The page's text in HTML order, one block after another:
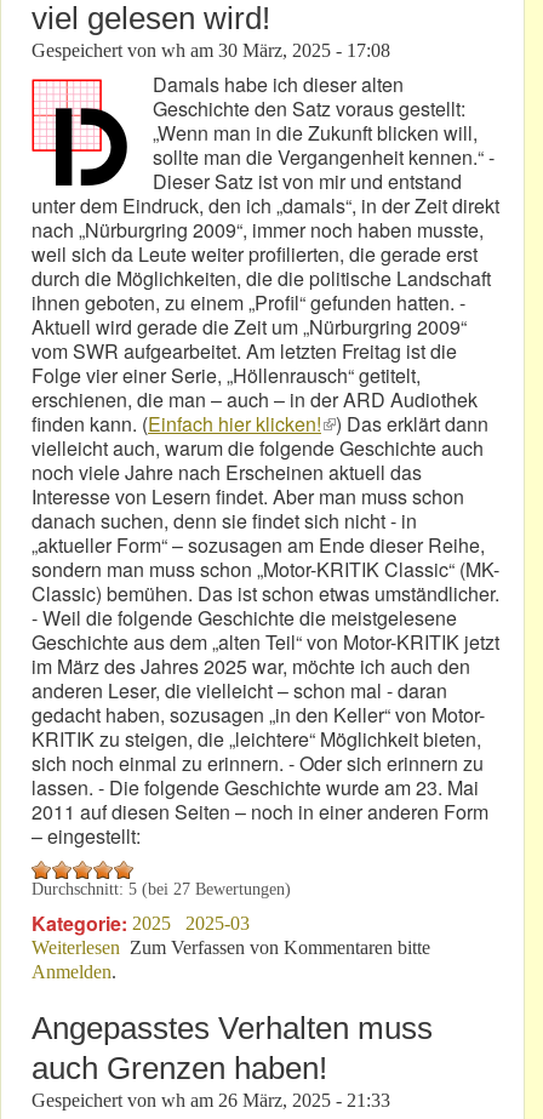
viel gelesen wird!
Gespeichert von wh am 30 März, 2025 - 17:08
Damals habe ich dieser alten
Geschichte den Satz voraus gestellt:
„Wenn man in die Zukunft blicken will,
sollte man die Vergangenheit kennen.“ -
Dieser Satz ist von mir und entstand
unter dem Eindruck, den ich „damals“, in der Zeit direkt
nach „Nürburgring 2009“, immer noch haben musste,
weil sich da Leute weiter profilierten, die gerade erst
durch die Möglichkeiten, die die politische Landschaft
ihnen geboten, zu einem „Profil“ gefunden hatten. -
Aktuell wird gerade die Zeit um „Nürburgring 2009“
vom SWR aufgearbeitet. Am letzten Freitag ist die
Folge vier einer Serie, „Höllenrausch“ getitelt,
erschienen, die man – auch – in der ARD Audiothek
finden kann. (Einfach hier klicken!(link is external)
) Das erklärt dann
vielleicht auch, warum die folgende Geschichte auch
noch viele Jahre nach Erscheinen aktuell das
Interesse von Lesern findet. Aber man muss schon
danach suchen, denn sie findet sich nicht - in
„aktueller Form“ – sozusagen am Ende dieser Reihe,
sondern man muss schon „Motor-KRITIK Classic“ (MK-
Classic) bemühen. Das ist schon etwas umständlicher.
- Weil die folgende Geschichte die meistgelesene
Geschichte aus dem „alten Teil“ von Motor-KRITIK jetzt
im März des Jahres 2025 war, möchte ich auch den
anderen Leser, die vielleicht – schon mal - daran
gedacht haben, sozusagen „in den Keller“ von Motor-
KRITIK zu steigen, die „leichtere“ Möglichkeit bieten,
sich noch einmal zu erinnern. - Oder sich erinnern zu
lassen. - Die folgende Geschichte wurde am 23. Mai
2011 auf diesen Seiten – noch in einer anderen Form
– eingestellt:
Durchschnitt: 5 (bei 27 Bewertungen)
Kategorie: 2025
2025-03
Weiterlesen über Eine „alte Geschichte“ die noch viel gelesen wird!
Zum Verfassen von Kommentaren bitte
Anmelden.
Angepasstes Verhalten muss
auch Grenzen haben!
Gespeichert von wh am 26 März, 2025 - 21:33